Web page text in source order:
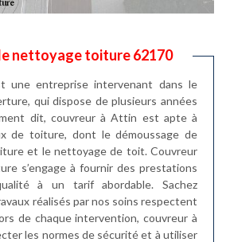
nettoyage toiture 62170
une entreprise intervenant dans le
qui dispose de plusieurs années
dit, couvreur à Attin est apte à
de toiture, dont le démoussage de
et le nettoyage de toit. Couvreur
s’engage à fournir des prestations
à un tarif abordable. Sachez
réalisés par nos soins respectent
de chaque intervention, couvreur à
les normes de sécurité et à utiliser